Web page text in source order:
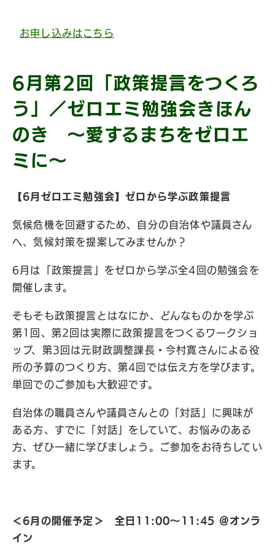
お申し込みはこちら
6月第2回「政策提言をつくろ
う」／ゼロエミ勉強会きほん
のき 〜愛するまちをゼロエ
ミに〜
【6月ゼロエミ勉強会】ゼロから学ぶ政策提言
気候危機を回避するため、自分の自治体や議員さん
へ、気候対策を提案してみませんか？
6月は「政策提言」をゼロから学ぶ全4回の勉強会を
開催します。
そもそも政策提言とはなにか、どんなものかを学ぶ
第1回、第2回は実際に政策提言をつくるワークショ
ップ、第3回は元財政調整課長・今村寛さんによる役
所の予算のつくり方、第4回では伝え方を学びます。
単回でのご参加も大歓迎です。
自治体の職員さんや議員さんとの「対話」に興味が
ある方、すでに「対話」をしていて、お悩みのある
方、ぜひ一緒に学びましょう。ご参加をお待ちしてい
ます。
＜6月の開催予定＞ 全日11:00〜11:45 ＠オンラ
イン